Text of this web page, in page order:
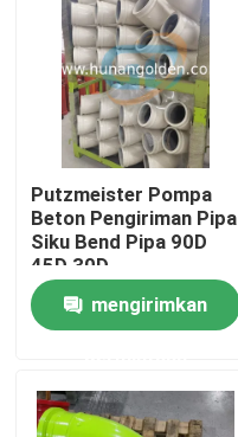
Rumah
Tentang kami
Putzmeister Pompa
Beton Pengiriman Pipa
Siku Bend Pipa 90D
45D 30D
mengirimkan